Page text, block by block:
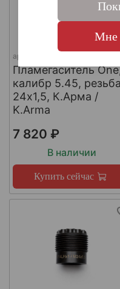
арт.
Пламегаситель
калибр 5.45, резьба
24х1,5, К.Арма /
K.Arma
7 820 ₽
В наличии
Купить сейчас
Мне